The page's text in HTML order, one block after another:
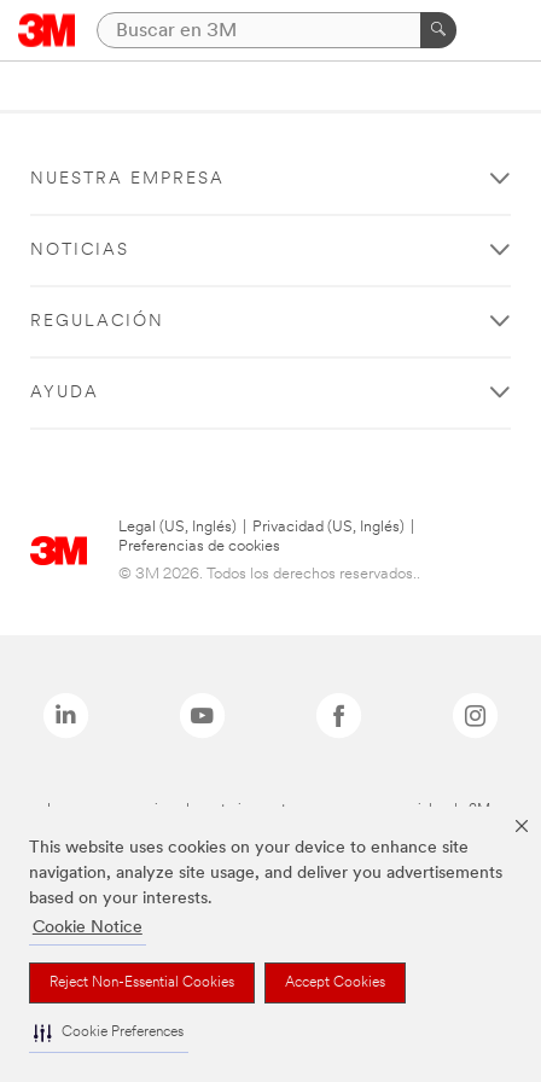
This website uses cookies on your device to enhance site
navigation, analyze site usage, and deliver you advertisements
based on your interests.
Cookie Notice
Reject Non-Essential Cookies Accept Cookies
Cookie Preferences
NUESTRA EMPRESA
NOTICIAS
REGULACIÓN
AYUDA
Legal (US, Inglés) Privacidad (US, Inglés)
Preferencias de cookies
© 3M 2026. Todos los derechos reservados..
Las marcas mencionadas anteriormente son marcas comerciales de 3M.